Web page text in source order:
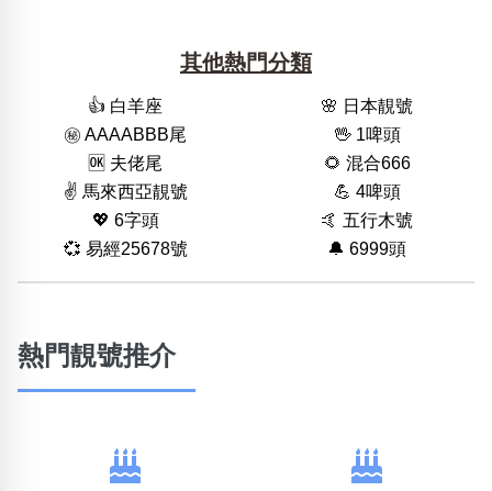
其他熱門分類
👍 白羊座
🌸 日本靚號
㊙️ AAAABBB尾
🖖 1啤頭
🆗️ 夫佬尾
🌻 混合666
✌️ 馬來西亞靚號
💪 4啤頭
💖 6字頭
🤙 五行木號
💞 易經25678號
🔔 6999頭
熱門靚號推介